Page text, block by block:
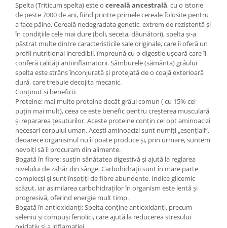
Spelta (Triticum spelta) este o cereală ancestrală, cu o istorie
de peste 7000 de ani, fiind printre primele cereale folosite pentru
a face pâine. Cereală nedegradata genetic, extrem de rezistentă și
în condițiile cele mai dure (boli, seceta, dăunători), spelta și-a
păstrat multe dintre caracteristicile sale originale, care îi oferă un
profil nutritional incredibil, împreună cu o digestie ușoară care îi
conferă calități antiinflamatorii. Sâmburele (sămânța) grâului
spelta este strâns înconjurată și protejată de o coajă exterioară
dură, care trebuie decojita mecanic.
Conținut și beneficii:
Proteine: mai multe proteine decât grâul comun ( cu 15% cel
puțin mai mult), ceea ce este benefic pentru creșterea musculară
și repararea țesuturilor. Aceste proteine conțin cei opt aminoacizi
necesari corpului uman. Acești aminoacizi sunt numiți „esențiali”,
deoarece organismul nu îi poate produce și, prin urmare, suntem
nevoiți să îi procuram din alimente.
Bogată în fibre: susțin sănătatea digestivă și ajută la reglarea
nivelului de zahăr din sânge. Carbohidrații sunt în mare parte
complecși și sunt însoțiți de fibre abundente. Indice glicemic
scăzut, iar asimilarea carbohidraților în organism este lentă și
progresivă, oferind energie mult timp.
Bogată în antioxidanți: Spelta conține antioxidanți, precum
seleniu și compuși fenolici, care ajută la reducerea stresului